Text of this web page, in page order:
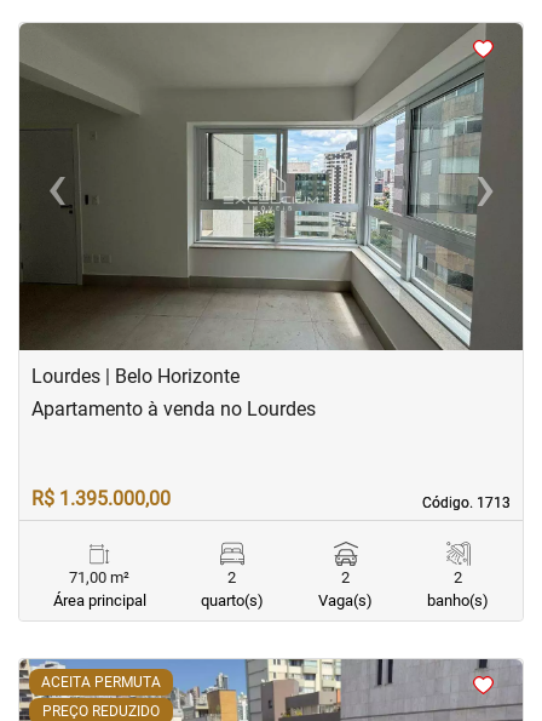
<
‹
Previous ›Next
Lourdes | Belo Horizonte
Código. 1713
Código. 1713
Apartamento à venda no Lourdes
R$ 1.395.000,00
71,00 m²
Área principal
2
quarto(s)
2
Vaga(s)
2
banho(s)
ACEITA PERMUTA
PREÇO REDUZIDO
<<<<